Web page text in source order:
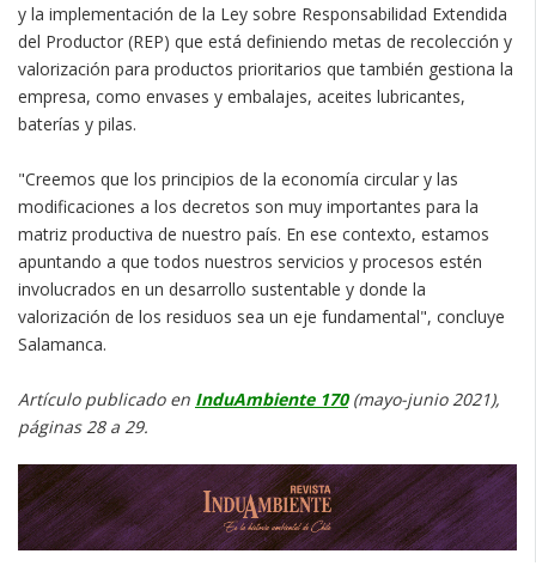
y la implementación de la Ley sobre Responsabilidad Extendida
del Productor (REP) que está definiendo metas de recolección y
valorización para productos prioritarios que también gestiona la
empresa, como envases y embalajes, aceites lubricantes,
baterías y pilas.
"Creemos que los principios de la economía circular y las
modificaciones a los decretos son muy importantes para la
matriz productiva de nuestro país. En ese contexto, estamos
apuntando a que todos nuestros servicios y procesos estén
involucrados en un desarrollo sustentable y donde la
valorización de los residuos sea un eje fundamental", concluye
Salamanca.
Artículo publicado en InduAmbiente 170(mayo-junio 2021),
páginas 28 a 29.